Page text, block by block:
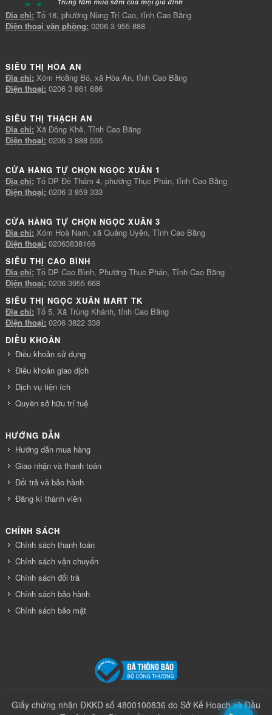
Địa chỉ: Tổ 18, phường Nùng Trí Cao, tỉnh Cao Bằng
Điện thoại văn phòng: 0206 3 955 888
SIÊU THỊ HÒA AN
Địa chỉ: Xóm Hoằng Bó, xã Hòa An, tỉnh Cao Bằng
Điện thoại: 0206 3 861 686
SIÊU THỊ THẠCH AN
Địa chỉ: Xã Đông Khê, Tỉnh Cao Bằng
Điện thoại: 0206 3 888 555
CỬA HÀNG TỰ CHỌN NGỌC XUÂN 1
Địa chỉ: Tổ DP Đề Thám 4, phường Thục Phán, tỉnh Cao Bằng
Điện thoại: 0206 3 859 333
CỬA HÀNG TỰ CHỌN NGỌC XUÂN 3
Địa chỉ: Xóm Hoà Nam, xã Quảng Uyên, Tỉnh Cao Bằng
Điện thoại: 02063838166
SIÊU THỊ CAO BÌNH
Địa chỉ: Tổ DP Cao Bình, Phường Thục Phán, Tỉnh Cao Bằng
Điện thoại: 0206 3955 668
SIÊU THỊ NGỌC XUÂN MART TK
Địa chỉ: Tổ 5, Xã Trùng Khánh, tỉnh Cao Bằng
Điện thoại: 0206 3822 338
ĐIỀU KHOẢN
Điều khoản sử dụng
Điều khoản giao dịch
Dịch vụ tiện ích
Quyền sở hữu trí tuệ
HƯỚNG DẪN
Hướng dẫn mua hàng
Giao nhận và thanh toán
Đổi trả và bảo hành
Đăng kí thành viên
CHÍNH SÁCH
Chính sách thanh toán
Chính sách vận chuyển
Chính sách đổi trả
Chính sách bảo hành
Chính sách bảo mật
Giấy chứng nhận ĐKKD số 4800100836 do Sở Kế Hoạch và Đầu